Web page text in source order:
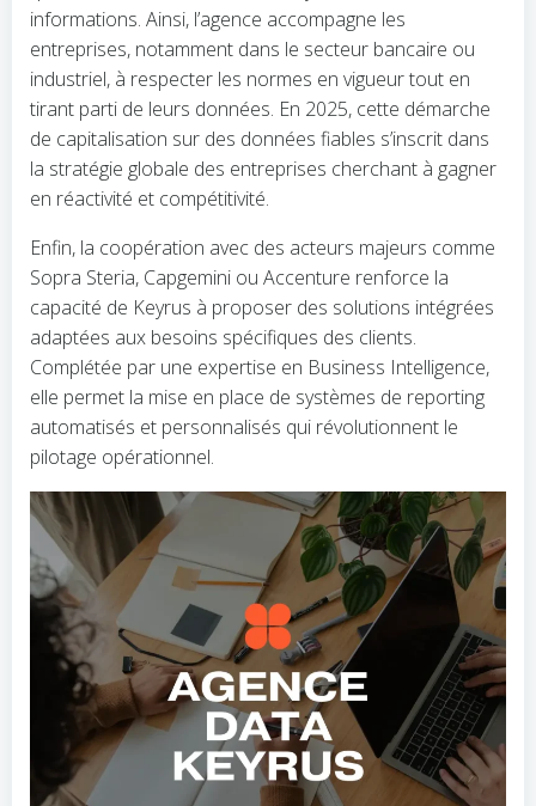
informations. Ainsi, l’agence accompagne les
entreprises, notamment dans le secteur bancaire ou
industriel, à respecter les normes en vigueur tout en
tirant parti de leurs données. En 2025, cette démarche
de capitalisation sur des données fiables s’inscrit dans
la stratégie globale des entreprises cherchant à gagner
en réactivité et compétitivité.
Enfin, la coopération avec des acteurs majeurs comme
Sopra Steria, Capgemini ou Accenture renforce la
capacité de Keyrus à proposer des solutions intégrées
adaptées aux besoins spécifiques des clients.
Complétée par une expertise en Business Intelligence,
elle permet la mise en place de systèmes de reporting
automatisés et personnalisés qui révolutionnent le
pilotage opérationnel.